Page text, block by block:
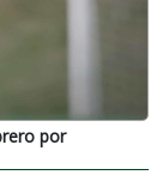
por